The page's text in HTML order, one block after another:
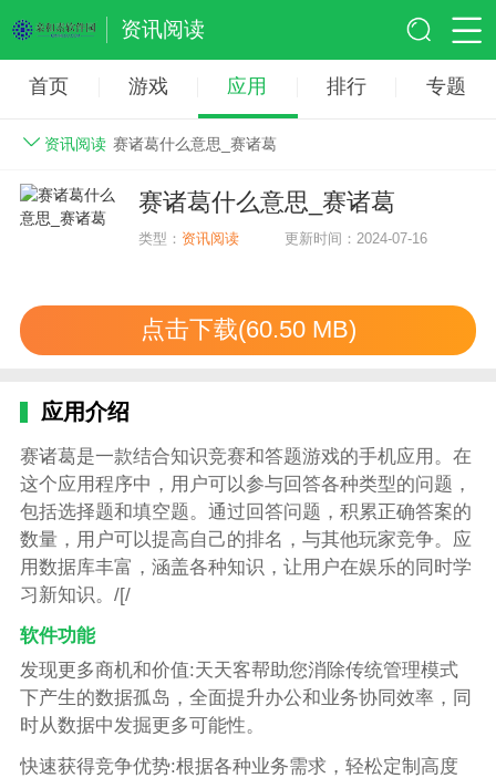
资讯阅读
首页 游戏 应用 排行 专题
资讯阅读 赛诸葛什么意思_赛诸葛
赛诸葛什么意思_赛诸葛
类型： 资讯阅读 更新时间：2024-07-16
点击下载(60.50 MB)
应用介绍
赛诸葛是一款结合知识竞赛和答题游戏的手机应用。在
这个应用程序中，用户可以参与回答各种类型的问题，
包括选择题和填空题。通过回答问题，积累正确答案的
数量，用户可以提高自己的排名，与其他玩家竞争。应
用数据库丰富，涵盖各种知识，让用户在娱乐的同时学
习新知识。/[/
软件功能
发现更多商机和价值:天天客帮助您消除传统管理模式
下产生的数据孤岛，全面提升办公和业务协同效率，同
时从数据中发掘更多可能性。
快速获得竞争优势:根据各种业务需求，轻松定制高度